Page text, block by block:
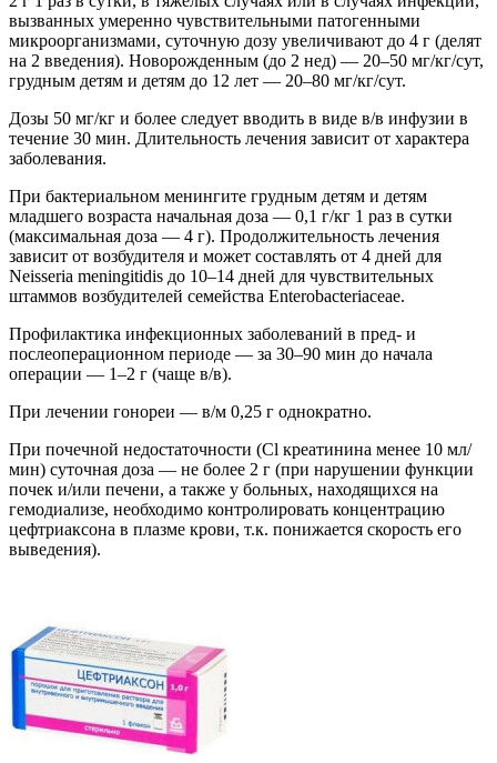
вызванных умеренно чувствительными патогенными
микроорганизмами, суточную дозу увеличивают до 4 г (делят
на 2 введения). Новорожденным (до 2 нед) — 20–50 мг/кг/сут,
грудным детям и детям до 12 лет — 20–80 мг/кг/сут.
Дозы 50 мг/кг и более следует вводить в виде в/в инфузии в
течение 30 мин. Длительность лечения зависит от характера
заболевания.
При бактериальном менингите грудным детям и детям
младшего возраста начальная доза — 0,1 г/кг 1 раз в сутки
(максимальная доза — 4 г). Продолжительность лечения
зависит от возбудителя и может составлять от 4 дней для
Neisseria meningitidis до 10–14 дней для чувствительных
штаммов возбудителей семейства Enterobacteriaceae.
Профилактика инфекционных заболеваний в пред- и
послеоперационном периоде — за 30–90 мин до начала
операции — 1–2 г (чаще в/в).
При лечении гонореи — в/м 0,25 г однократно.
При почечной недостаточности (Cl креатинина менее 10 мл/
мин) суточная доза — не более 2 г (при нарушении функции
почек и/или печени, а также у больных, находящихся на
гемодиализе, необходимо контролировать концентрацию
цефтриаксона в плазме крови, т.к. понижается скорость его
выведения).